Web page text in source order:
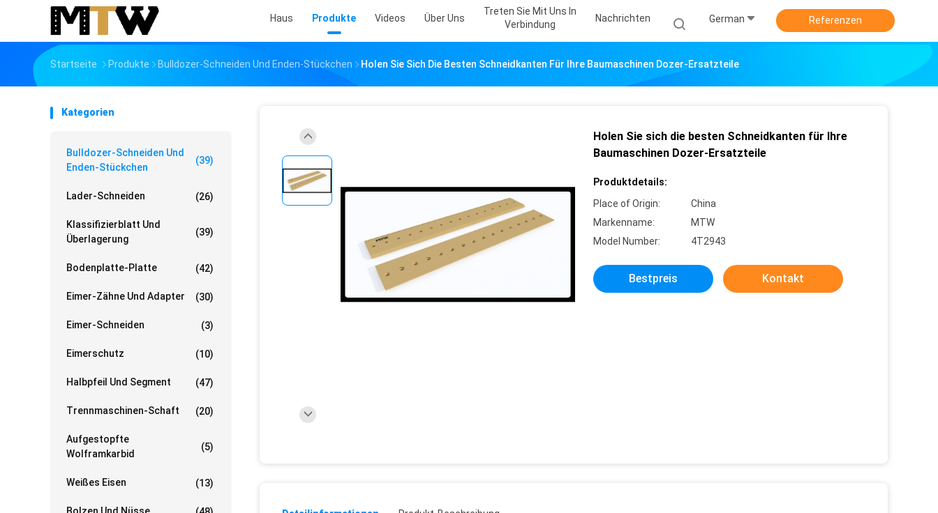
Haus Produkte Videos Über Uns
Treten Sie Mit Uns In
Verbindung
Nachrichten German Referenzen
Startseite Produkte Bulldozer-Schneiden Und Enden-Stückchen Holen Sie Sich Die Besten Schneidkanten Für Ihre Baumaschinen Dozer-Ersatzteile
Kategorien
Bulldozer-Schneiden Und
Enden-Stückchen
(39)
Lader-Schneiden (26)
Klassifizierblatt Und
Überlagerung
(39)
Bodenplatte-Platte (42)
Eimer-Zähne Und Adapter (30)
Eimer-Schneiden (3)
Eimerschutz (10)
Halbpfeil Und Segment (47)
Trennmaschinen-Schaft (20)
Aufgestopfte
Wolframkarbid
(5)
Weißes Eisen (13)
Holen Sie sich die besten Schneidkanten für Ihre
Baumaschinen Dozer-Ersatzteile
Produktdetails:
Place of Origin:
China
Markenname:
MTW
Model Number:
4T2943
Bestpreis Kontakt